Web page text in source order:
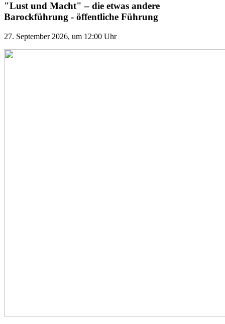
"Lust und Macht" – die etwas andere
Barockführung - öffentliche Führung
27. September 2026, um 12:00 Uhr